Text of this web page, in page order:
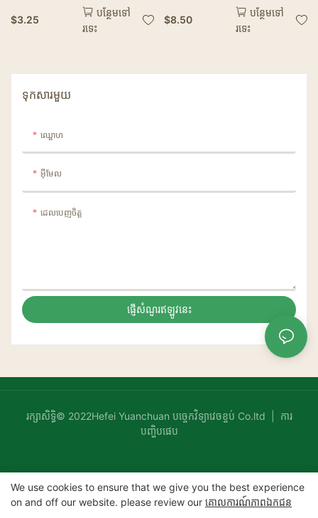
Skewers Fruit Cocktail
Wooden Kitchen Party
Tools Skewers Cocktail
$3.25
បន្ថែមទៅ
រទេះ
បរិស្ថាន ឈើ Birch ដែលអាច
បំបែកបាន
$8.50
បន្ថែមទៅ
រទេះ
ទុកសារមួយ
ឈ្ផោហ
អ៊ីមែល
ដេលបេញចិត្ដ
ផ្ញើសំណួរឥឡូវនេះ
រក្សាសិទ្ធិ© 2022Hefei Yuanchuan បច្ចេកវិទ្យាវេចខ្ចប់ Co.ltd |
ការ
បញ្ហិបផេប
We use cookies to ensure that we give you the best experience
on and off our website. please review our គោលការណ៍​ភាព​ឯកជន